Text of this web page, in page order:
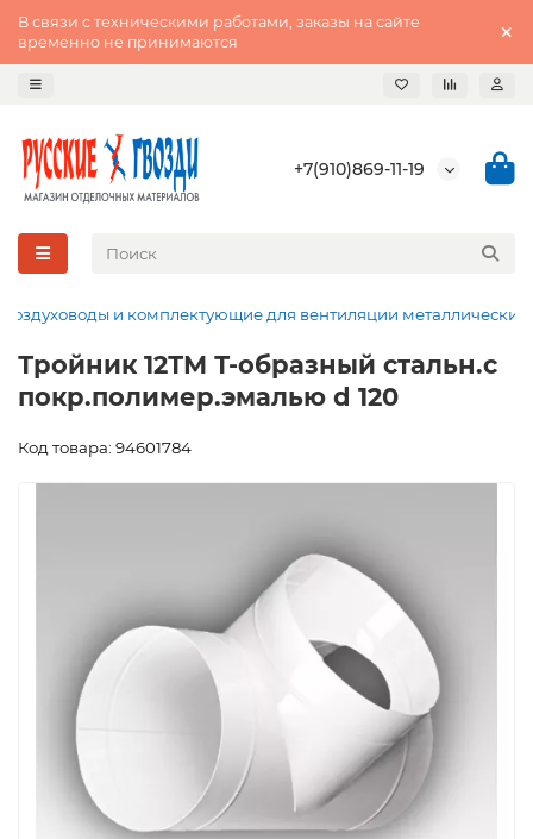
В связи с техническими работами, заказы на сайте
временно не принимаются
+7(910)869-11-19
Воздуховоды и комплектующие для вентиляции металлические
Тройник 12ТМ Т-образный стальн.с
покр.полимер.эмалью d 120
Код товара: 94601784